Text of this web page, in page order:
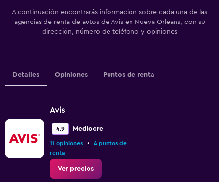
A continuación encontrarás información sobre cada una de las
agencias de renta de autos de Avis en Nueva Orleans, con su
dirección, número de teléfono y opiniones
Detalles Opiniones Puntos de renta
Avis
4.9 Mediocre
11 opiniones •
4 puntos de
renta
Ver precios